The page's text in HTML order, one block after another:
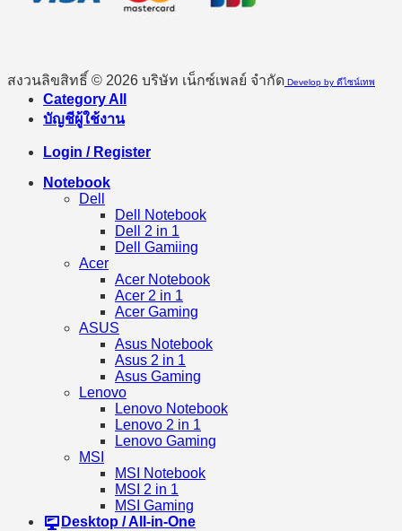
สงวนลิขสิทธิ์ © 2026 บริษัท เน็กซ์เพลย์ จำกัด Develop by ดีไซน์เทพ
Category All
บัญชีผู้ใช้งาน
Login / Register
Notebook
Dell
Dell Notebook
Dell 2 in 1
Dell Gamiing
Acer
Acer Notebook
Acer 2 in 1
Acer Gaming
ASUS
Asus Notebook
Asus 2 in 1
Asus Gaming
Lenovo
Lenovo Notebook
Lenovo 2 in 1
Lenovo Gaming
MSI
MSI Notebook
MSI 2 in 1
MSI Gaming
Desktop / All-in-One